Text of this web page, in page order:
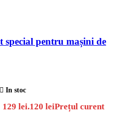
pentru mașini de
In stoc
lei.120 leiPrețul curent